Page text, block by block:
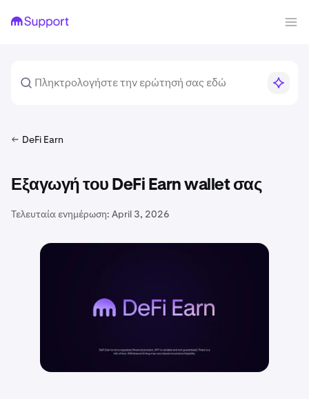
DeFi Earn
Εξαγωγή του DeFi Earn wallet σας
Τελευταία ενημέρωση: April 3, 2026